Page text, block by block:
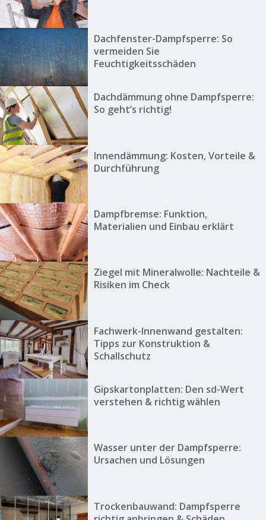
Dachfenster-Dampfsperre: So
vermeiden Sie
Feuchtigkeitsschäden
Dachdämmung ohne Dampfsperre:
So geht’s richtig!
Innendämmung: Kosten, Vorteile &
Durchführung
Dampfbremse: Funktion,
Materialien und Einbau erklärt
Ziegel mit Mineralwolle: Nachteile &
Risiken im Check
Fachwerk-Innenwand gestalten:
Tipps zur Konstruktion &
Schallschutz
Gipskartonplatten: Den sd-Wert
verstehen & richtig wählen
Wasser unter der Dampfsperre:
Ursachen und Lösungen
Trockenbauwand: Dampfsperre